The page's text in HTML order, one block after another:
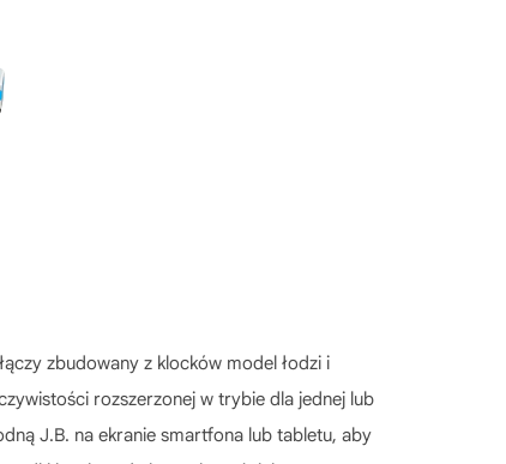
zbudowany z klocków model łodzi i
rozszerzonej w trybie dla jednej lub
J.B. na ekranie smartfona lub tabletu, aby